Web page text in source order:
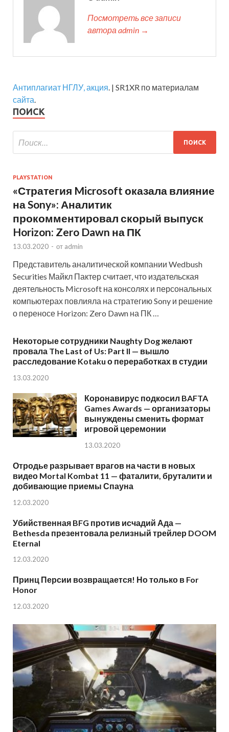
Посмотреть все записи
автора admin →
Антиплагиат НГЛУ, акция. | SR1XR по материалам
сайта.
ПОИСК
PLAYSTATION
«Стратегия Microsoft оказала влияние
на Sony»: Аналитик
прокомментировал скорый выпуск
Horizon: Zero Dawn на ПК
13.03.2020 - от admin
Представитель аналитической компании Wedbush
Securities Майкл Пактер считает, что издательская
деятельность Microsoft на консолях и персональных
компьютерах повлияла на стратегию Sony и решение
о переносе Horizon: Zero Dawn на ПК …
Некоторые сотрудники Naughty Dog желают
провала The Last of Us: Part II — вышло
расследование Kotaku о переработках в студии
13.03.2020
Коронавирус подкосил BAFTA
Games Awards — организаторы
вынуждены сменить формат
игровой церемонии
13.03.2020
Отродье разрывает врагов на части в новых
видео Mortal Kombat 11 — фаталити, бруталити и
добивающие приемы Спауна
12.03.2020
Убийственная BFG против исчадий Ада —
Bethesda презентовала релизный трейлер DOOM
Eternal
12.03.2020
Принц Персии возвращается! Но только в For
Honor
12.03.2020